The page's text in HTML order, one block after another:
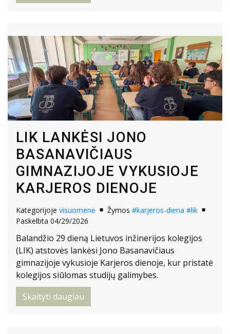
LIK LANKĖSI JONO
BASANAVIČIAUS
GIMNAZIJOJE VYKUSIOJE
KARJEROS DIENOJE
Kategorijoje visuomenė Žymos #karjeros-diena #lik
Paskelbta 04/29/2026
Balandžio 29 dieną Lietuvos inžinerijos kolegijos
(LIK) atstovės lankėsi Jono Basanavičiaus
gimnazijoje vykusioje Karjeros dienoje, kur pristatė
kolegijos siūlomas studijų galimybes.
Skaityti daugiau